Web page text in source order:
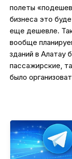
полеты
бизнеса это
еще дешевле.
вообще
зданий в Алатау
пассажирские,
было